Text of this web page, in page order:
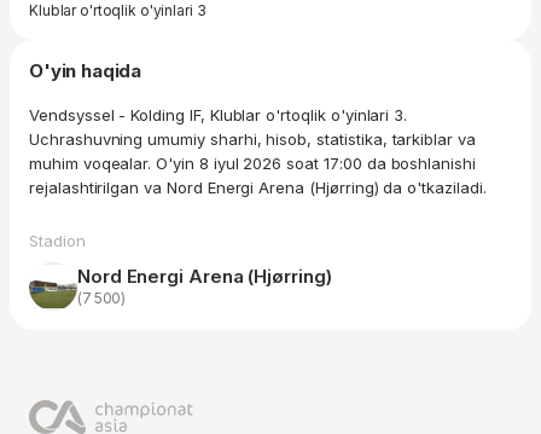
Klublar o'rtoqlik o'yinlari 3
O'yin haqida
Vendsyssel - Kolding IF, Klublar o'rtoqlik o'yinlari 3.
Uchrashuvning umumiy sharhi, hisob, statistika, tarkiblar va
muhim voqealar. O'yin 8 iyul 2026 soat 17:00 da boshlanishi
rejalashtirilgan va Nord Energi Arena (Hjørring) da o'tkaziladi.
Stadion
Nord Energi Arena (Hjørring)
(7 500)